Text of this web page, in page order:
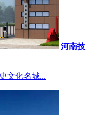
河南技
文化名城...